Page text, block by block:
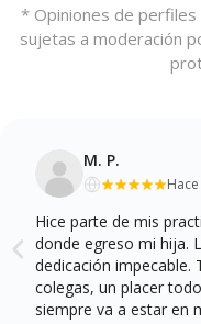
* Opiniones de perfiles
sujetas a moderación
M. P.
Hice parte de mis
donde egreso mi hija.
dedicación
colegas, un placer
siempre va a estar en